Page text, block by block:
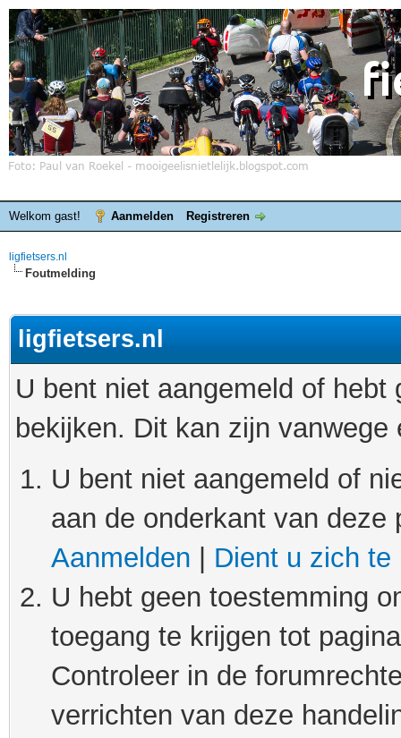
Welkom gast! Aanmelden Registreren
ligfietsers.nl
Foutmelding
ligfietsers.nl
U bent niet aangemeld of
bekijken. Dit kan zijn
U bent niet aangemeld of
aan de onderkant van
Aanmelden
Dient u zich te
U hebt geen toestemming
toegang te krijgen tot
Controleer in de
verrichten van deze